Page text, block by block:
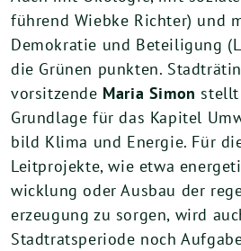
füh­rend Wieb­ke Rich­ter) und
Demo­kra­tie und Betei­li­gung
die Grü­nen punk­ten.
vor­sit­zen­de Maria Simon stellt
Grund­la­ge für das Kapi­tel
bild Kli­ma und Ener­gie. Für
Leit­pro­jek­te, wie etwa
wick­lung oder Aus­bau der
er­zeu­gung zu sor­gen, wird
Stadt­rats­pe­ri­ode noch